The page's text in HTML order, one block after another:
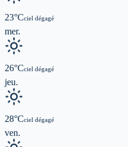
23°Cciel dégagé
mer.
26°Cciel dégagé
jeu.
28°Cciel dégagé
ven.